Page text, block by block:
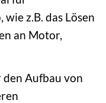
z.B. das Lösen
an Motor,
Aufbau von